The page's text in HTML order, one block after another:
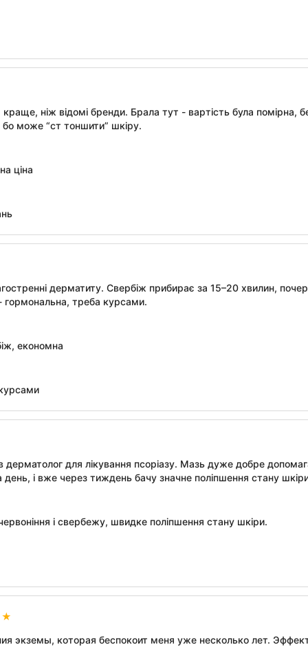
ніж відомі бренди. Брала тут - вартість була помірна,
бо може “ст тоншити” шкіру.
ціна
дерматиту. Свербіж прибирає за 15–20 хвилин,
треба курсами.
економна
дерматолог для лікування псоріазу. Мазь дуже добре
день, і вже через тиждень бачу значне поліпшення стану
і свербежу, швидке поліпшення стану шкіри.
экземы, которая беспокоит меня уже несколько лет.